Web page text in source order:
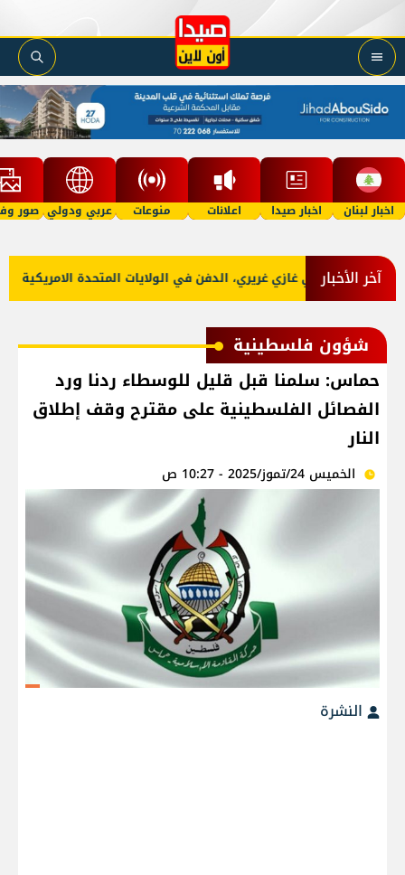
اخبار لبنان اخبار صيدا اعلانات منوعات عربي ودولي صور
آخر الأخبار
دايفيد علي غازي غريري، الدفن في الولايات المتحدة الامريكية
شؤون فلسطينية
حماس: سلمنا قبل قليل للوسطاء ردنا ورد
الفصائل الفلسطينية على مقترح وقف إطلاق
النار
الخميس 24/تموز/2025 - 10:27 ص
النشرة